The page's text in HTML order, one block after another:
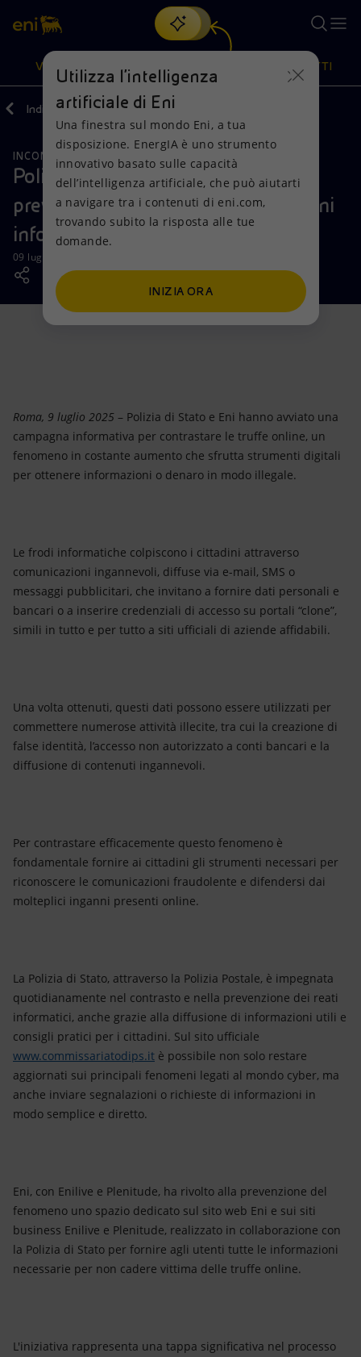
Cerca
scopri EnergIA, la nostra nuova soluzione di intelligenza
artificiale.
VISIONE
Visione
Mission e valori
Persone e Partnership
Net Zero
Modello satellitare
Scenari energetici
Azioni
Diversificazione energetica
Tecnologie per la transizione
Collaborazioni per l'innovazione
Attività nel mondo
PRODOTTI
Prodotti
Casa
Imprese
Mobilità
Indietro Media News
INCONTRI E ACCORDI
Polizia di Stato e Eni insieme per la
prevenzione e il contrasto dei crimini
informatici
09 luglio 2025 - 10:40 CEST
Roma, 9 luglio 2025 – Polizia di Stato e Eni hanno avviato una
campagna informativa per contrastare le truffe online, un
fenomeno in costante aumento che sfrutta strumenti digitali
per ottenere informazioni o denaro in modo illegale.
Le frodi informatiche colpiscono i cittadini attraverso
comunicazioni ingannevoli, diffuse via e-mail, SMS o
messaggi pubblicitari, che invitano a fornire dati personali e
bancari o a inserire credenziali di accesso su portali “clone”,
simili in tutto e per tutto a siti ufficiali di aziende affidabili.
Una volta ottenuti, questi dati possono essere utilizzati per
commettere numerose attività illecite, tra cui la creazione di
false identità, l’accesso non autorizzato a conti bancari e la
diffusione di contenuti ingannevoli.
Per contrastare efficacemente questo fenomeno è
fondamentale fornire ai cittadini gli strumenti necessari per
riconoscere le comunicazioni fraudolente e difendersi dai
molteplici inganni presenti online.
La Polizia di Stato, attraverso la Polizia Postale, è impegnata
quotidianamente nel contrasto e nella prevenzione dei reati
informatici, anche grazie alla diffusione di informazioni utili e
consigli pratici per i cittadini. Sul sito ufficiale
www.commissariatodips.it è possibile non solo restare
aggiornati sui principali fenomeni legati al mondo cyber, ma
anche inviare segnalazioni o richieste di informazioni in
modo semplice e diretto.
Eni, con Enilive e Plenitude, ha rivolto alla prevenzione del
fenomeno uno spazio dedicato sul sito web Eni e sui siti
business Enilive e Plenitude, realizzato in collaborazione con
la Polizia di Stato per fornire agli utenti tutte le informazioni
necessarie per non cadere vittima delle truffe online.
L'iniziativa rappresenta una tappa significativa nel processo
Utilizza l'intelligenza
artificiale di Eni
Una finestra sul mondo Eni, a tua
disposizione. EnergIA è uno strumento
innovativo basato sulle capacità
dell’intelligenza artificiale, che può aiutarti
a navigare tra i contenuti di eni.com,
trovando subito la risposta alle tue
domande.
INIZIA ORA